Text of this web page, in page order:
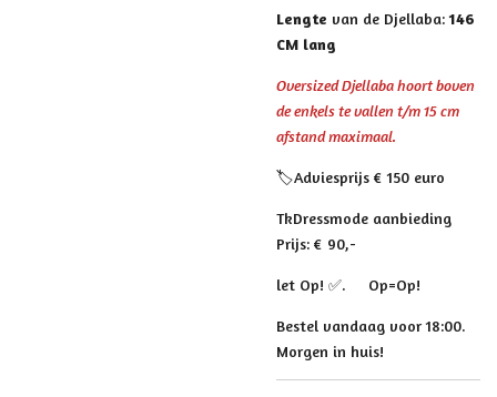
Lengte van de Djellaba: 146
CM lang
Oversized Djellaba hoort boven
de enkels te vallen t/m 15 cm
afstand maximaal.
🏷Adviesprijs € 150 euro
TkDressmode aanbieding
Prijs: € 90,-
let Op! ✅. Op=Op!
Bestel vandaag voor 18:00.
Morgen in huis!